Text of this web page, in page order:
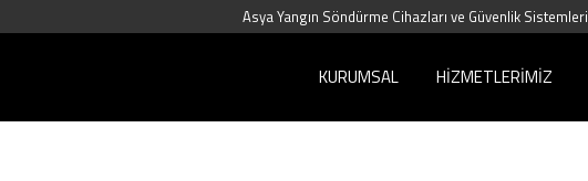
Asya Yangın Söndürme Cihazları ve Güvenlik Sistemleri
KURUMSAL HIZMETLERIMIZ